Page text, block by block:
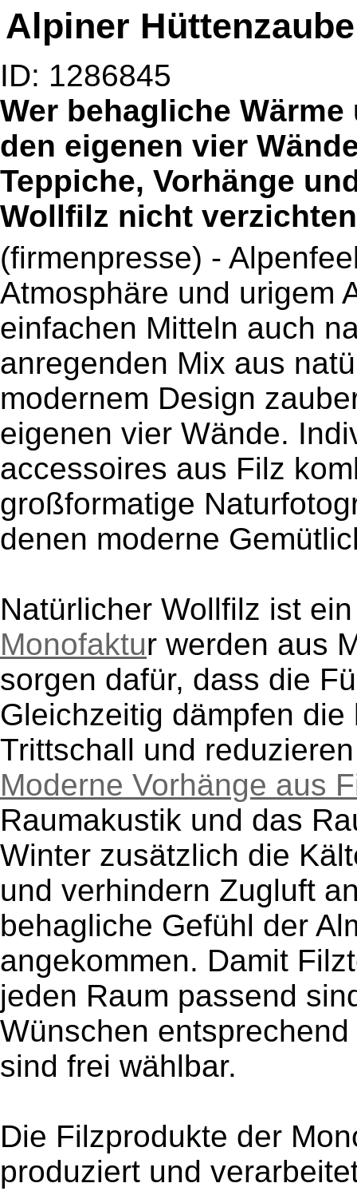
Alpiner
ID: 1286845
Wer behagliche
den eigenen vier
Teppiche, Vorhänge
Wollfilz nicht
(firmenpresse) -
Atmosphäre und urigem
einfachen Mitteln auch
anregenden Mix aus
modernem Design
eigenen vier Wände.
accessoires aus Filz
großformatige
denen moderne
Natürlicher Wollfilz ist
Monofaktur werden aus
sorgen dafür, dass die
Gleichzeitig dämpfen
Trittschall und
Moderne Vorhänge aus
Raumakustik und das
Winter zusätzlich die
und verhindern Zugluft
behagliche Gefühl der
angekommen. Damit
jeden Raum passend
Wünschen
sind frei wählbar.
Die Filzprodukte der
produziert und